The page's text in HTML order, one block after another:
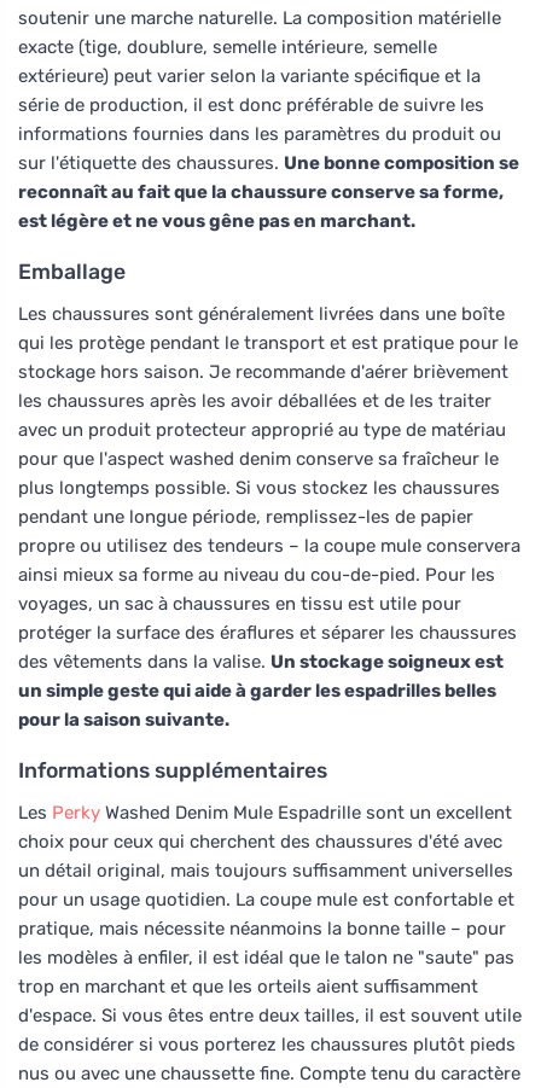
soutenir une marche naturelle. La composition matérielle
exacte (tige, doublure, semelle intérieure, semelle
extérieure) peut varier selon la variante spécifique et la
série de production, il est donc préférable de suivre les
informations fournies dans les paramètres du produit ou
sur l'étiquette des chaussures. Une bonne composition se
reconnaît au fait que la chaussure conserve sa forme,
est légère et ne vous gêne pas en marchant.
Emballage
Les chaussures sont généralement livrées dans une boîte
qui les protège pendant le transport et est pratique pour le
stockage hors saison. Je recommande d'aérer brièvement
les chaussures après les avoir déballées et de les traiter
avec un produit protecteur approprié au type de matériau
pour que l'aspect washed denim conserve sa fraîcheur le
plus longtemps possible. Si vous stockez les chaussures
pendant une longue période, remplissez-les de papier
propre ou utilisez des tendeurs – la coupe mule conservera
ainsi mieux sa forme au niveau du cou-de-pied. Pour les
voyages, un sac à chaussures en tissu est utile pour
protéger la surface des éraflures et séparer les chaussures
des vêtements dans la valise. Un stockage soigneux est
un simple geste qui aide à garder les espadrilles belles
pour la saison suivante.
Informations supplémentaires
Les Perky Washed Denim Mule Espadrille sont un excellent
choix pour ceux qui cherchent des chaussures d'été avec
un détail original, mais toujours suffisamment universelles
pour un usage quotidien. La coupe mule est confortable et
pratique, mais nécessite néanmoins la bonne taille – pour
les modèles à enfiler, il est idéal que le talon ne "saute" pas
trop en marchant et que les orteils aient suffisamment
d'espace. Si vous êtes entre deux tailles, il est souvent utile
de considérer si vous porterez les chaussures plutôt pieds
nus ou avec une chaussette fine. Compte tenu du caractère